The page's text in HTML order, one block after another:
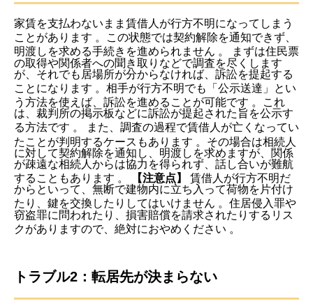
家賃を支払わないまま賃借人が行方不明になってしまう
ことがあります 。この状態では契約解除を通知できず、
明渡しを求める手続きを進められません 。
まずは住民票
の取得や関係者への聞き取りなどで調査を尽くします
が、それでも居場所が分からなければ、訴訟を提起する
ことになります 。相手が行方不明でも「公示送達」とい
う方法を使えば、訴訟を進めることが可能です 。これ
は、裁判所の掲示板などに訴訟が提起された旨を公示す
る方法です 。
また、調査の過程で賃借人が亡くなってい
たことが判明するケースもあります 。その場合は相続人
に対して契約解除を通知し、明渡しを求めますが、関係
が疎遠な相続人からは協力を得られず、話し合いが難航
することもあります 。 【注意点】
賃借人が行方不明だ
からといって、無断で建物内に立ち入って荷物を片付け
たり、鍵を交換したりしてはいけません 。住居侵入罪や
窃盗罪に問われたり、損害賠償を請求されたりするリス
クがありますので、絶対におやめください 。
トラブル2：転居先が決まらない